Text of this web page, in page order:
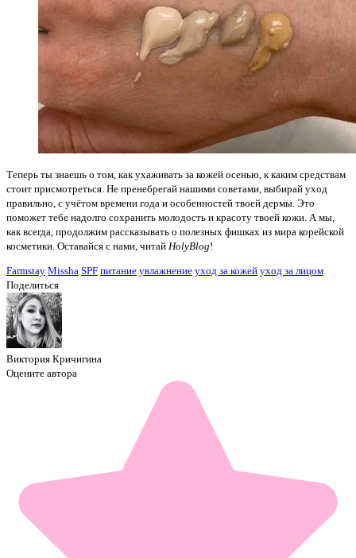
Теперь ты знаешь о том, как ухаживать за кожей осенью, к каким средствам
стоит присмотреться. Не пренебрегай нашими советами, выбирай уход
правильно, с учётом времени года и особенностей твоей дермы. Это
поможет тебе надолго сохранить молодость и красоту твоей кожи. А мы,
как всегда, продолжим рассказывать о полезных фишках из мира корейской
косметики. Оставайся с нами, читай HolyBlog!
Farmstay Missha SPF питание увлажнение уход за кожей уход за лицом
Поделиться
Виктория Кричигина
Оцените автора